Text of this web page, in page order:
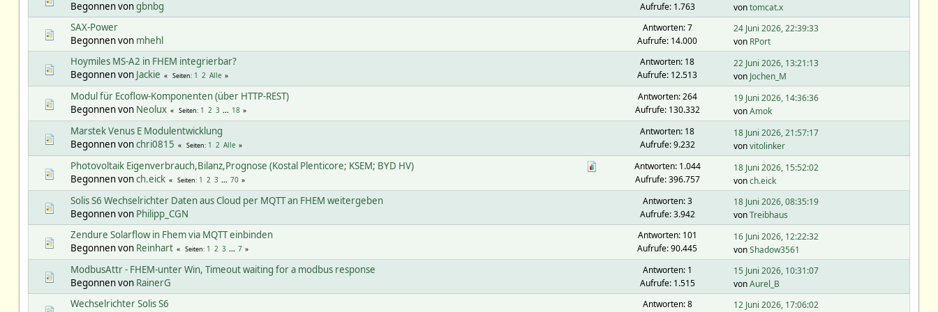
Begonnen vongbnbg
Aufrufe: 1.763
vontomcat.x
SAX-Power
Begonnen von mhehl
Antworten: 7
Aufrufe: 14.000
24 Juni 2026, 22:39:33
von RPort
Hoymiles MS-A2 in FHEM integrierbar?
Begonnen von Jackie Seiten 1 2 Alle
Antworten: 18
Aufrufe: 12.513
22 Juni 2026, 13:21:13
von Jochen_M
Modul für Ecoflow-Komponenten (über HTTP-REST)
Begonnen von Neolux Seiten 1 2 3 ... 18
Antworten: 264
Aufrufe: 130.332
19 Juni 2026, 14:36:36
vonAmok
Marstek Venus E Modulentwicklung
Begonnen vonchri0815 Seiten 1 2 Alle
Antworten: 18
Aufrufe: 9.232
18 Juni 2026, 21:57:17
vonvitolinker
Photovoltaik Eigenverbrauch,Bilanz,Prognose (Kostal Plenticore; KSEM; BYD HV)
Begonnen vonch.eick Seiten 1 2 3 ... 70
Antworten: 1.044
Aufrufe: 396.757
18 Juni 2026, 15:52:02
vonch.eick
Solis S6 Wechselrichter Daten aus Cloud per MQTT an FHEM weitergeben
Begonnen von Philipp_CGN
Antworten: 3
Aufrufe: 3.942
18 Juni 2026, 08:35:19
vonTreibhaus
Zendure Solarflow in Fhem via MQTT einbinden
Begonnen von Reinhart Seiten 1 2 3 ... 7
Antworten: 101
Aufrufe: 90.445
16 Juni 2026, 12:22:32
vonShadow3561
ModbusAttr - FHEM-unter Win, Timeout waiting for a modbus response
Begonnen von RainerG
Antworten: 1
Aufrufe: 1.515
15 Juni 2026, 10:31:07
vonAurel_B
Wechselrichter Solis S6
Antworten: 8
12 Juni 2026, 17:06:02